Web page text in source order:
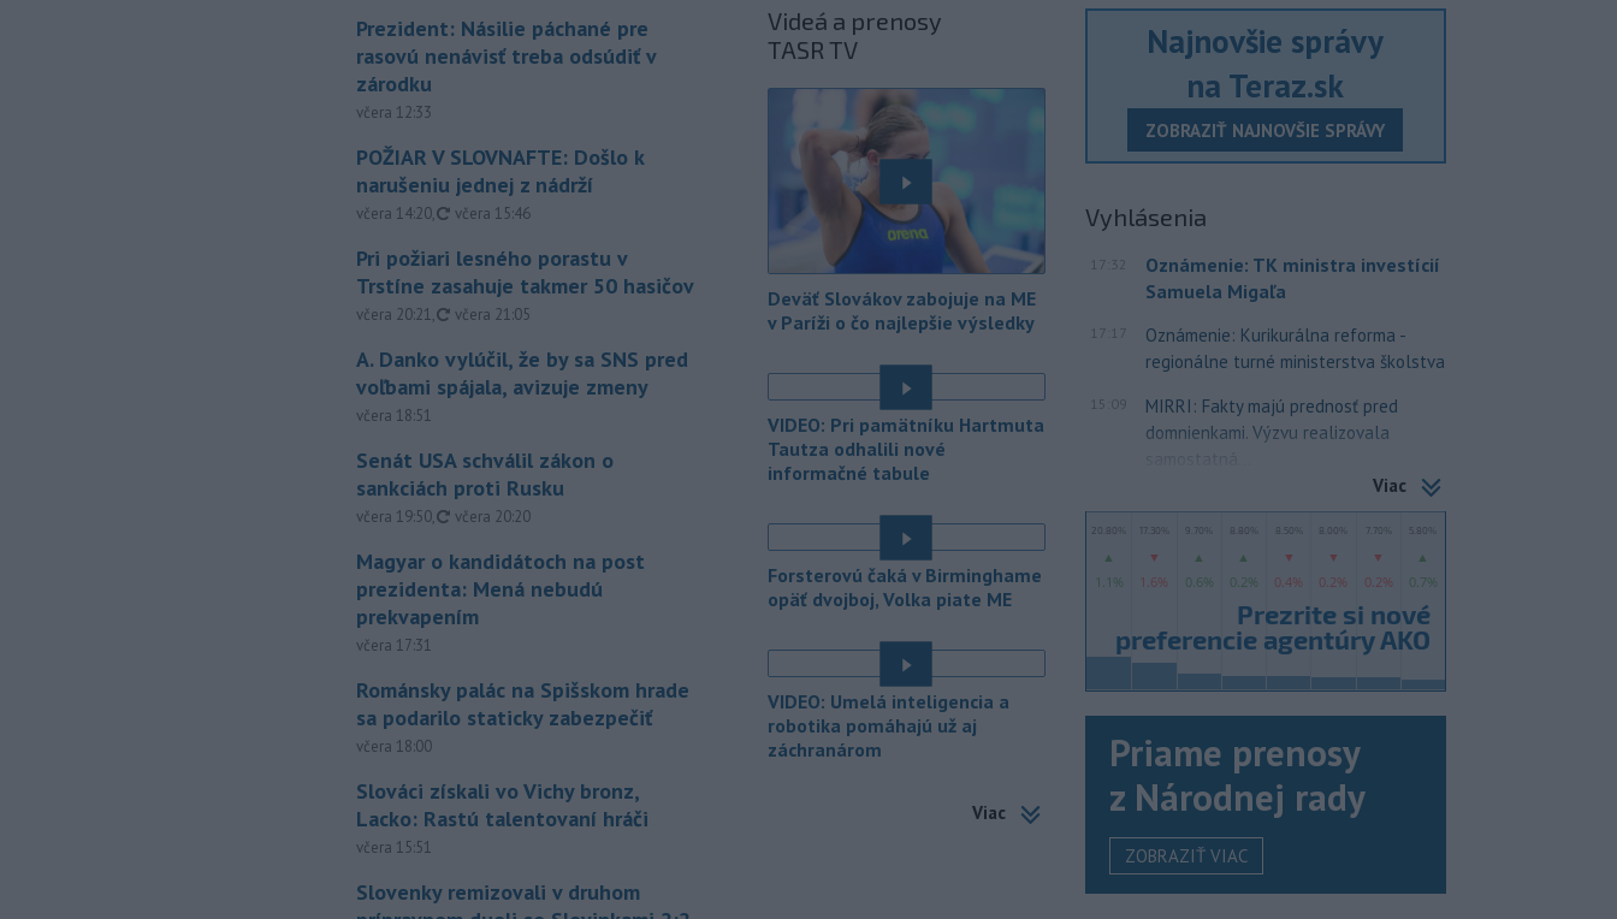
Prezident: Násilie páchané pre
rasovú nenávisť treba odsúdiť v
zárodku
včera 12:33
POŽIAR V SLOVNAFTE: Došlo k
narušeniu jednej z nádrží
včera 14:20, aktualizované
včera 15:46
Pri požiari lesného porastu v
Trstíne zasahuje takmer 50 hasičov
včera 20:21, aktualizované
včera 21:05
A. Danko vylúčil, že by sa SNS pred
voľbami spájala, avizuje zmeny
včera 18:51
Senát USA schválil zákon o
sankciách proti Rusku
včera 19:50, aktualizované
včera 20:20
Magyar o kandidátoch na post
prezidenta: Mená nebudú
prekvapením
včera 17:31
Románsky palác na Spišskom hrade
sa podarilo staticky zabezpečiť
včera 18:00
Slováci získali vo Vichy bronz,
Lacko: Rastú talentovaní hráči
včera 15:51
Slovenky remizovali v druhom
ktorý sa podarilo ukončiť
právoplatným odsúdením páchateľa v
Piatkový požiar v
bratislavskej rafinérii Slovnaft je
pod kontrolou.
bude predmetom vyšetrovania. Pre
TASR to potvrdil hovorca rafinérie
Anton Molnár.
- Ministerstvo kultúry (MK) SR
upraví verziu opatrenia o
podrobnostiach poskytovania dotácií v
pôsobnosti rezortu.
- V bratislavskej rafinérii
Slovnaft horí uskladnený ropný
produkt.TASR o tom informovala
rafinéria s tým, že obyvateľom nehrozí
13:50 - Jedným zo zdravotných rizík
na festivale môže byť vyššia
úroveň hluku. Je preto dobré držať sa
chrániče sluchu či dodržiavať
prestávky.
12:49 - Podporu kandidatúre
Slovenskej republiky na nestále
na roky 2028 až 2029 písomne
Videá a prenosy
TASR TV
Deväť Slovákov zabojuje na ME
v Paríži o čo najlepšie výsledky
VIDEO: Pri pamätníku Hartmuta
Tautza odhalili nové
informačné tabule
Forsterovú čaká v Birminghame
opäť dvojboj, Volka piate ME
VIDEO: Umelá inteligencia a
robotika pomáhajú už aj
záchranárom
Viac
Najnovšie správy
na Teraz.sk
ZOBRAZIŤ NAJNOVŠIE SPRÁVY
Vyhlásenia
17:32
Oznámenie: TK ministra investícií
Samuela Migaľa
17:17
Oznámenie: Kurikurálna reforma -
regionálne turné ministerstva školstva
15:09
MIRRI: Fakty majú prednosť pred
domnienkami. Výzvu realizovala
samostatná...
Viac
Priame prenosy
z Národnej rady
ZOBRAZIŤ VIAC